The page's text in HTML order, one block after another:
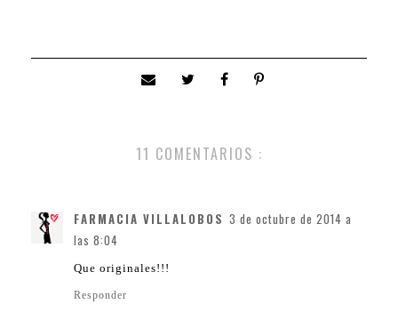
11 COMENTARIOS :
FARMACIA VILLALOBOS 3 de octubre de 2014 a
las 8:04
Que originales!!!
Responder